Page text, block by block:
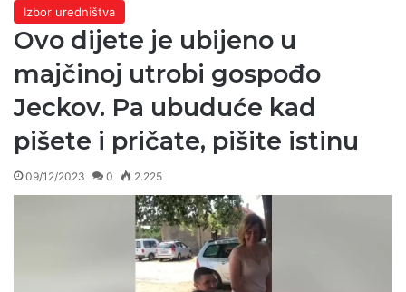
Izbor uredništva
Ovo dijete je ubijeno u
majčinoj utrobi gospođo
Jeckov. Pa ubuduće kad
pišete i pričate, pišite istinu
09/12/2023 0 2.225